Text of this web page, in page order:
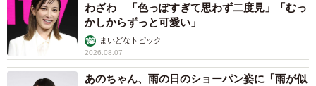
わざわ 「色っぽすぎて思わず二度見」「むっ
かしからずっと可愛い」
まいどなトピック
2026.08.07
あのちゃん、雨の日のショーパン姿に「雨が似